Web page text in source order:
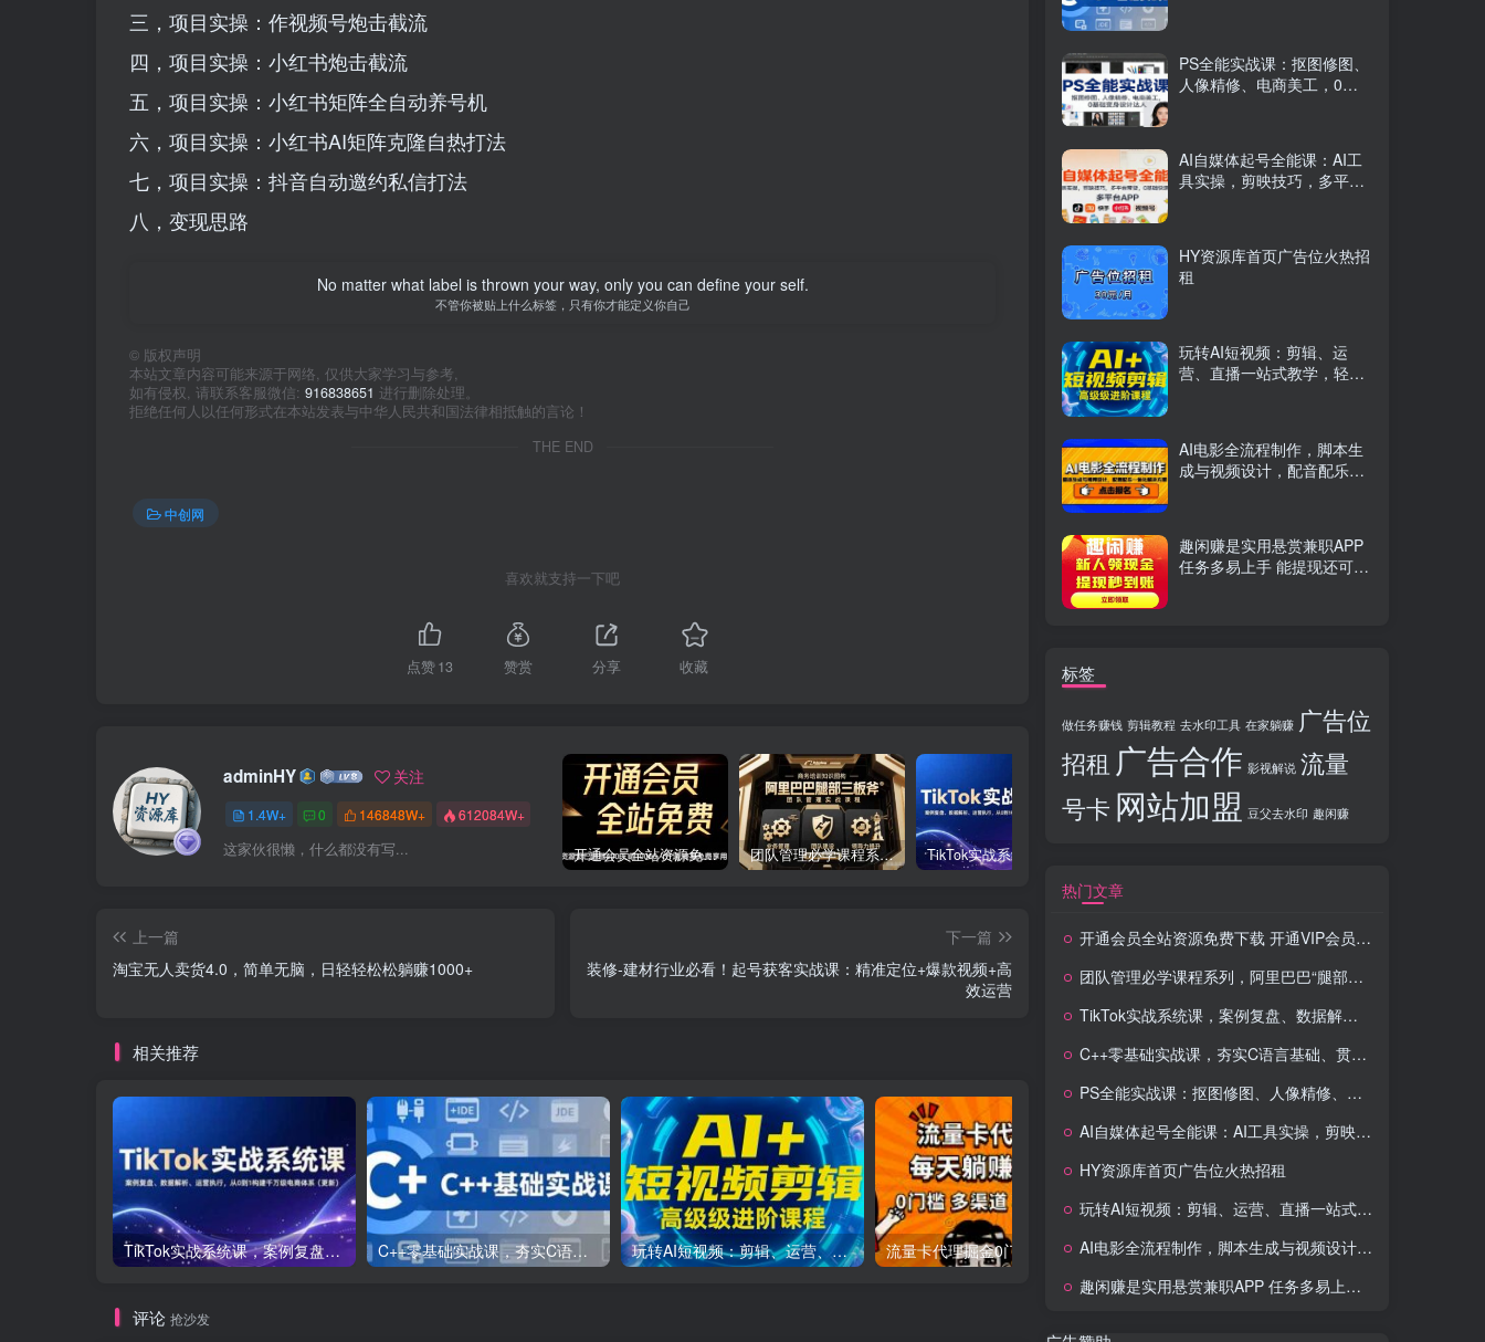
三，项目实操：作视频号炮击截流
四，项目实操：小红书炮击截流
五，项目实操：小红书矩阵全自动养号机
六，项目实操：小红书AI矩阵克隆自热打法
七，项目实操：抖音自动邀约私信打法
八，变现思路
No matter what label is thrown your way, only you can define your self.
不管你被贴上什么标签，只有你才能定义你自己
© 版权声明
本站文章内容可能来源于网络, 仅供大家学习与参考,
如有侵权, 请联系客服微信: 916838651 进行删除处理。
拒绝任何人以任何形式在本站发表与中华人民共和国法律相抵触的言论！
THE END
中创网
喜欢就支持一下吧
点赞13 赞赏 分享 收藏
adminHY 关注
1.4W+ 0 146848W+ 612084W+
这家伙很懒，什么都没有写... 开通会员全站资源免费下载 开通VIP会员 HY资源库 团队管理必学课程系列，阿里巴巴“腿部三板斧”
上一篇
淘宝无人卖货4.0，简单无脑，日轻轻松松躺赚1000+
下一篇
装修-建材行业必看！起号获客实战课：精准定位+爆款视频+高
效运营
相关推荐
TikTok实战系统课，案例复盘、数据解析、运营执行，从0到1构建千万级电商体系（更新） C++零基础实战课，夯实C语言基础、贯穿游戏项目、掌握开发思维，学成可挑战月薪15K+岗位 玩转AI短视频：剪辑、运营、直播一站式教学，轻松打造流量神话 流量卡代理掘金0门槛每天躺赚3000+多种推广渠道新手小白轻松上手 Videoleap剪辑大师班：掌握Videoleap所有核心工具与使用技巧，一人产出专业级作品
评论 抢沙发
PS全能实战课：抠图修图、
人像精修、电商美工，0基
AI自媒体起号全能课：AI工
具实操，剪映技巧，多平台
HY资源库首页广告位火热招
租
玩转AI短视频：剪辑、运
营、直播一站式教学，轻松
AI电影全流程制作，脚本生
成与视频设计，配音配乐一
趣闲赚是实用悬赏兼职APP
任务多易上手 能提现还可邀
标签
做任务赚钱 剪辑教程 去水印工具 在家躺赚 广告位
招租 广告合作 影视解说 流量
号卡 网站加盟 豆父去水印 趣闲赚
热门文章
开通会员全站资源免费下载 开通VIP会员 HY资源库
团队管理必学课程系列，阿里巴巴“腿部三板斧”
TikTok实战系统课，案例复盘、数据解析、运营执行，从0到1构建千万级电商体系（更新）
C++零基础实战课，夯实C语言基础、贯穿游戏项目、掌握开发思维，学成可挑战月薪15K+岗位
PS全能实战课：抠图修图、人像精修、电商美工，0基础变身设计达人
AI自媒体起号全能课：AI工具实操，剪映技巧，多平台带货，0基础快速变现
HY资源库首页广告位火热招租
玩转AI短视频：剪辑、运营、直播一站式教学，轻松打造流量神话
AI电影全流程制作，脚本生成与视频设计，配音配乐一体化解决方案
趣闲赚是实用悬赏兼职APP 任务多易上手 能提现还可邀友分成